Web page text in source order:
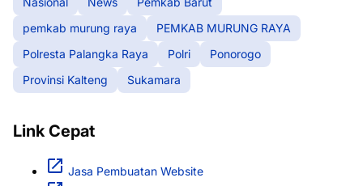
pemkab murung raya
PEMKAB MURUNG RAYA
Polresta Palangka Raya
Polri
Ponorogo
Provinsi Kalteng
Sukamara
Link Cepat
Jasa Pembuatan Website